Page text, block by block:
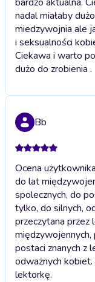
nadal miałaby
miedzywojnia ale
i seksualności
Ciekawa i warto
dużo do zrobienia .
Bb
Ocena
do lat
spolecznych, do
tylko, do silnych,
przeczytana przez
międzywojennych,
postaci znanych z
odważnych
lektorkę.